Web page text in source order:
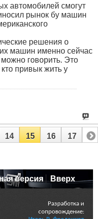
автомобилей смогут
рынок бу машин
решения о
машин именно сейчас
говорить. Это
привык жить у
14 15 16 17
версия Вверх
Разработка и
сопровождение: